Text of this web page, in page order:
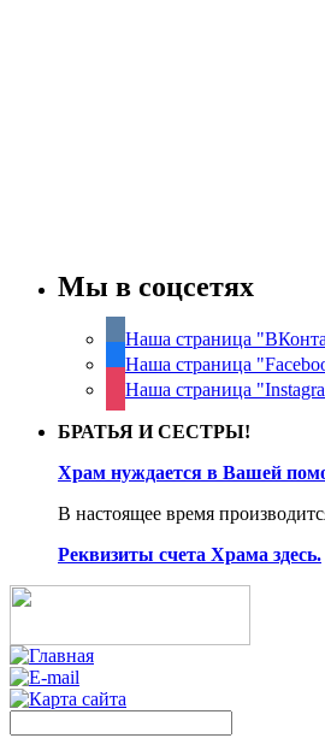
Мы в соцсетях
Наша страница
Наша страница
Наша страница
БРАТЬЯ И СЕСТРЫ!
Храм нуждается в Вашей
В настоящее время
Реквизиты счета Храма здесь.